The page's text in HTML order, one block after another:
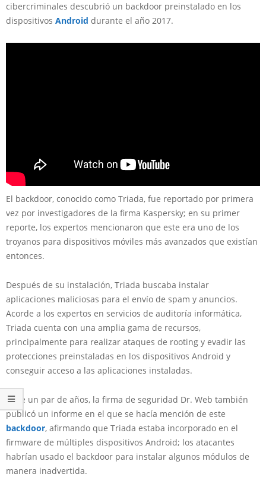
cibercriminales descubrió un backdoor preinstalado en los
dispositivos Android durante el año 2017.
El backdoor, conocido como Triada, fue reportado por primera
vez por investigadores de la firma Kaspersky; en su primer
reporte, los expertos mencionaron que este era uno de los
troyanos para dispositivos móviles más avanzados que existían
entonces.
Después de su instalación, Triada buscaba instalar
aplicaciones maliciosas para el envío de spam y anuncios.
Acorde a los expertos en servicios de auditoría informática,
Triada cuenta con una amplia gama de recursos,
principalmente para realizar ataques de rooting y evadir las
protecciones preinstaladas en los dispositivos Android y
conseguir acceso a las aplicaciones instaladas.
Hace un par de años, la firma de seguridad Dr. Web también
publicó un informe en el que se hacía mención de este
backdoor, afirmando que Triada estaba incorporado en el
firmware de múltiples dispositivos Android; los atacantes
habrían usado el backdoor para instalar algunos módulos de
manera inadvertida.